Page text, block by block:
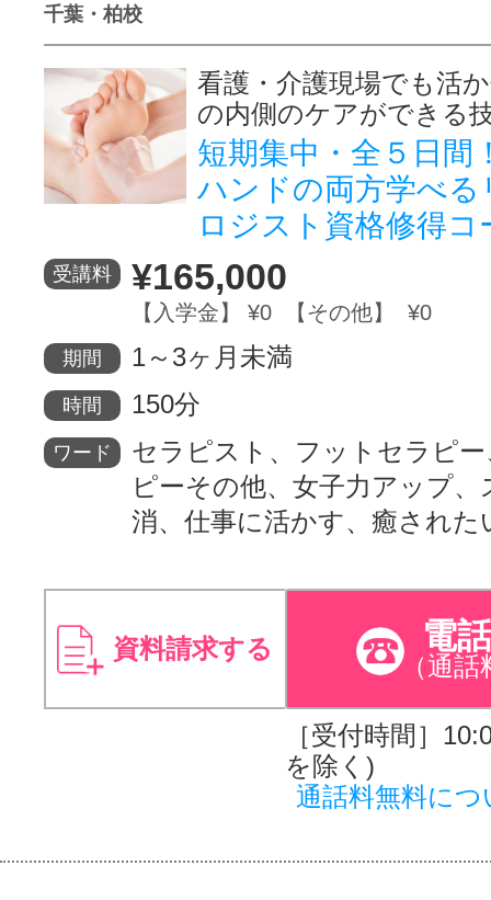
千葉・柏校
看護・介護現場でも活
の内側のケアができる
短期集中・全５日間
ハンドの両方学べる
ロジスト資格修得コ
受講料 ¥165,000
【入学金】 ¥0 【その他】 ¥0
期間 1～3ヶ月未満
時間 150分
ワード
セラピスト、フットセラピ
ピーその他、女子力アップ、
消、仕事に活かす、癒された
資料請求する 電
（通話
［受付時間］
を除く)
通話料無料につ